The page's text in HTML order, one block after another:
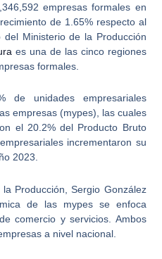
empresas formales en
de 1.65% respecto al
Ministerio de la Producción
es una de las cinco regiones
formales
de unidades empresariales
empresas (mypes) , las cuales
el 20.2% del Producto Bruto
incrementaron su
2023.
Producción, Sergio González
de las mypesse enfoca
comercio y servicios . Ambos
a nivel nacional.